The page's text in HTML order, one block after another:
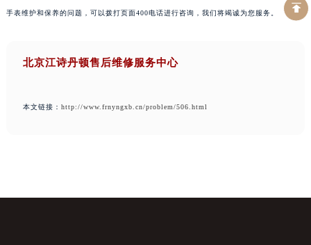
手表维护和保养的问题，可以拨打页面400电话进行咨询，我们将竭诚为您服务。
北京江诗丹顿售后维修服务中心
本文链接： http://www.frnyngxb.cn/problem/506.html